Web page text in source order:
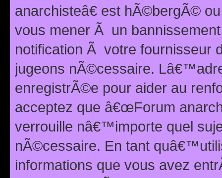
anarchisteâ€ est hÃ©bergÃ©
vous mener Ã un
notification Ã votre fournisseur
jugeons nÃ©cessaire.
enregistrÃ©e pour aider au
acceptez que â€œForum
verrouille nâ€™importe quel
nÃ©cessaire. En tant
informations que vous avez